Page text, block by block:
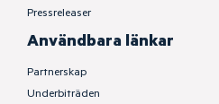
Pressreleaser
Användbara länkar
Partnerskap
Underbiträden